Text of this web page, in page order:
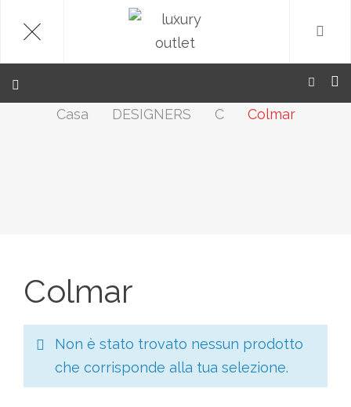
.
Casa DESIGNERS C Colmar
Colmar
Non è stato trovato nessun prodotto
che corrisponde alla tua selezione.